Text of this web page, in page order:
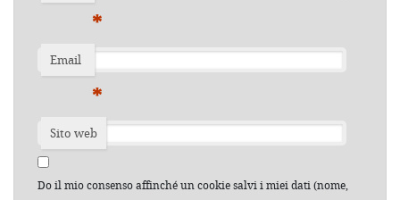
*
Email
*
Sito web
Do il mio consenso affinché un cookie salvi i miei dati (nome,